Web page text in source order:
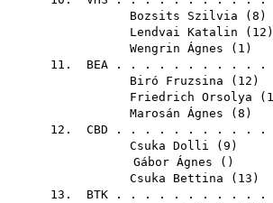
Bozsits Szilvia ( 8
Lendvai Katalin ( 12
Wengrin Ágnes ( 1
11. BEA . . . . . . . . . . . .
Biró Fruzsina ( 12
Friedrich Orsolya (
Marosán Ágnes ( 8
12. CBD . . . . . . . . . . . .
Csuka Dolli ( 9
Gábor Ágnes
Csuka Bettina ( 13
13. BTK . . . . . . . . . . . .